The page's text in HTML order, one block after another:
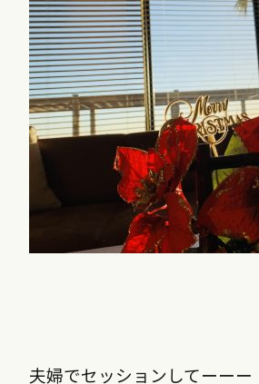
夫婦でセッションしてーーー